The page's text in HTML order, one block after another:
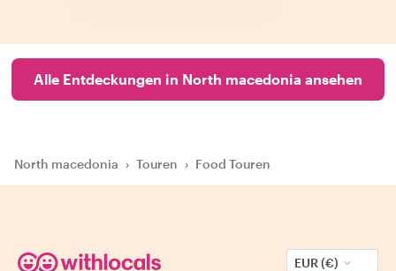
Alle Entdeckungen in North macedonia ansehen
North macedonia › Touren › Food Touren
EUR (€)